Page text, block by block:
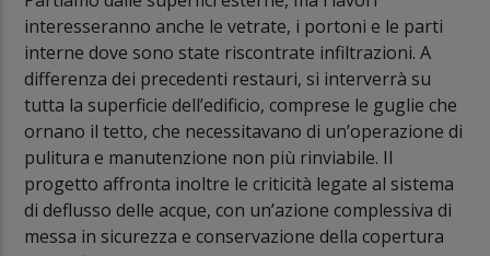
interesseranno anche le vetrate, i portoni e le parti
interne dove sono state riscontrate infiltrazioni. A
differenza dei precedenti restauri, si interverrà su
tutta la superficie dell’edificio, comprese le guglie che
ornano il tetto, che necessitavano di un’operazione di
pulitura e manutenzione non più rinviabile. Il
progetto affronta inoltre le criticità legate al sistema
di deflusso delle acque, con un’azione complessiva di
messa in sicurezza e conservazione della copertura